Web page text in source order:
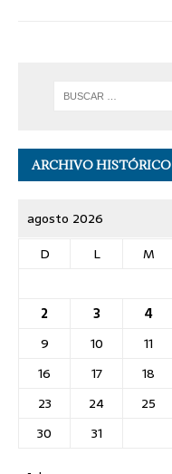
ARCHIVO HISTÓRICO
agosto 2026
D
L M
2
3 4
9
10 11
16
17 18
23
24 25
30
31